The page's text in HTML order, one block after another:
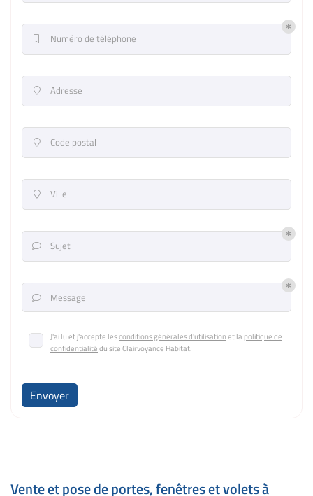
Numéro de téléphone
 Adresse
 Code postal
 Ville
 Sujet
 Message
J'ai lu et j'accepte lesconditions générales d'utilisationet la politique de
confidentialitédu siteClairvoyance Habitat.
Envoyer
Vente et pose de portes, fenêtres et volets à